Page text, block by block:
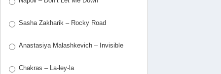
Sasha Zakharik – Rocky Road
Anastasiya Malashkevich – Invisible
Chakras – La-ley-la